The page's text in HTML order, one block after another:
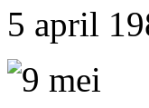
5 april